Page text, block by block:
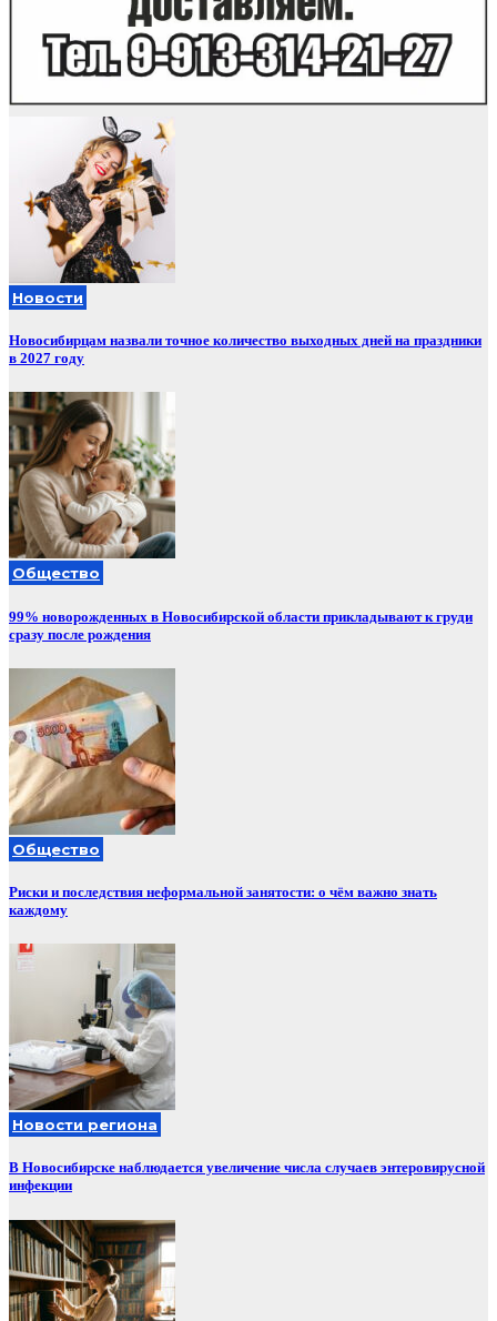
Новости
Новосибирцам назвали точное количество выходных дней на праздники
в 2027 году
Общество
99% новорожденных в Новосибирской области прикладывают к груди
сразу после рождения
Общество
Риски и последствия неформальной занятости: о чём важно знать
каждому
Новости региона
В Новосибирске наблюдается увеличение числа случаев энтеровирусной
инфекции